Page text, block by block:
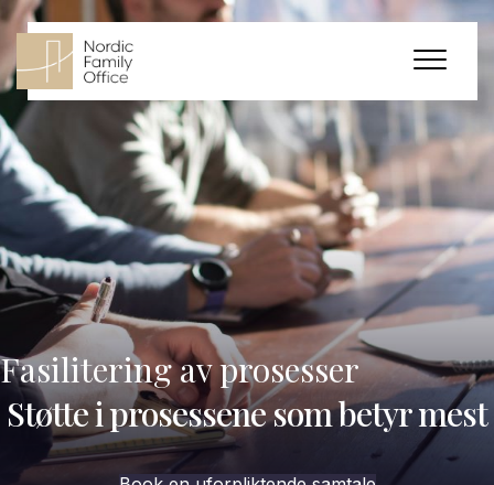
Fasilitering av prosesser
Støtte i prosessene som betyr mest